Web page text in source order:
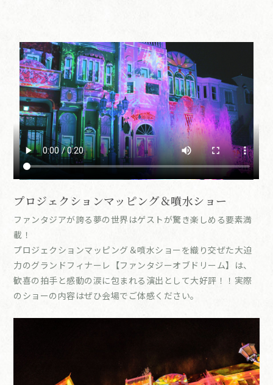
プロジェクションマッピング＆噴水ショー
ファンタジアが誇る夢の世界はゲストが驚き楽しめる要素満
載！
プロジェクションマッピング＆噴水ショーを織り交ぜた大迫
力のグランドフィナーレ【ファンタジーオブドリーム】は、
歓喜の拍手と感動の涙に包まれる演出として大好評！！実際
のショーの内容はぜひ会場でご体感ください。